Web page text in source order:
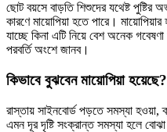
ছোট বয়সে বাড়তি শিশুদের যথেষ্ট পুষ্টির
কারণে মায়োপিয়া হতে পারে।
যাচ্ছে কিনা এটি নিয়ে বেশ অনেক
পরবর্তি অংশে জানব।
কিভাবে বুঝবেন মায়োপিয়া হয়েছে?
রাস্তায় সাইনবোর্ড পড়তে সমস্যা হওয়া,
এমন দূর দৃষ্টি সংক্রান্ত সমস্যা হলে